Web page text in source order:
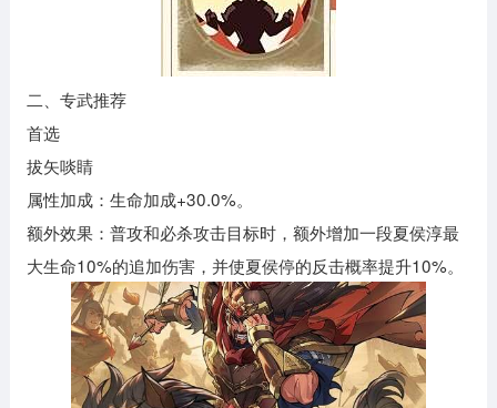
二、专武推荐
首选
拔矢啖睛
属性加成：生命加成+30.0%。
额外效果：普攻和必杀攻击目标时，额外增加一段夏侯淳最
大生命10%的追加伤害，并使夏侯停的反击概率提升10%。